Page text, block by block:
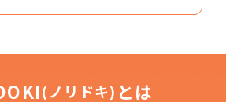
(ノリドキ) とは